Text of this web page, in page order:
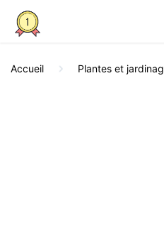
Accueil Plantes et